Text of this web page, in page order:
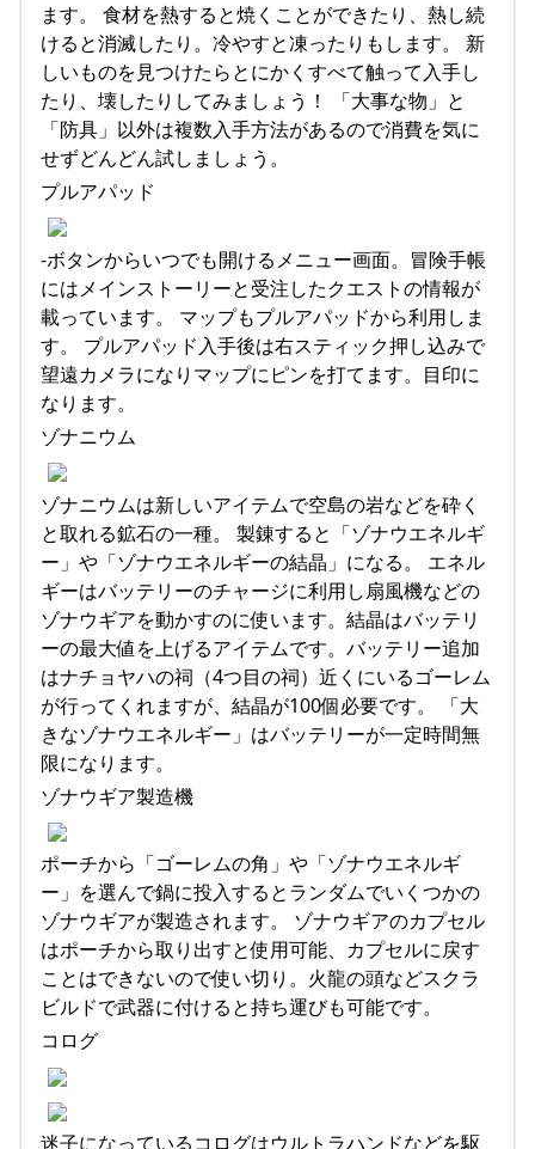
ます。 食材を熱すると焼くことができたり、熱し続
けると消滅したり。冷やすと凍ったりもします。 新
しいものを見つけたらとにかくすべて触って入手し
たり、壊したりしてみましょう！ 「大事な物」と
「防具」以外は複数入手方法があるので消費を気に
せずどんどん試しましょう。
プルアパッド
-ボタンからいつでも開けるメニュー画面。冒険手帳
にはメインストーリーと受注したクエストの情報が
載っています。 マップもプルアパッドから利用しま
す。 プルアパッド入手後は右スティック押し込みで
望遠カメラになりマップにピンを打てます。目印に
なります。
ゾナニウム
ゾナニウムは新しいアイテムで空島の岩などを砕く
と取れる鉱石の一種。 製錬すると「ゾナウエネルギ
ー」や「ゾナウエネルギーの結晶」になる。 エネル
ギーはバッテリーのチャージに利用し扇風機などの
ゾナウギアを動かすのに使います。結晶はバッテリ
ーの最大値を上げるアイテムです。バッテリー追加
はナチョヤハの祠（4つ目の祠）近くにいるゴーレム
が行ってくれますが、結晶が100個必要です。 「大
きなゾナウエネルギー」はバッテリーが一定時間無
限になります。
ゾナウギア製造機
ポーチから「ゴーレムの角」や「ゾナウエネルギ
ー」を選んで鍋に投入するとランダムでいくつかの
ゾナウギアが製造されます。 ゾナウギアのカプセル
はポーチから取り出すと使用可能、カプセルに戻す
ことはできないので使い切り。火龍の頭などスクラ
ビルドで武器に付けると持ち運びも可能です。
コログ
迷子になっているコログはウルトラハンドなどを駆